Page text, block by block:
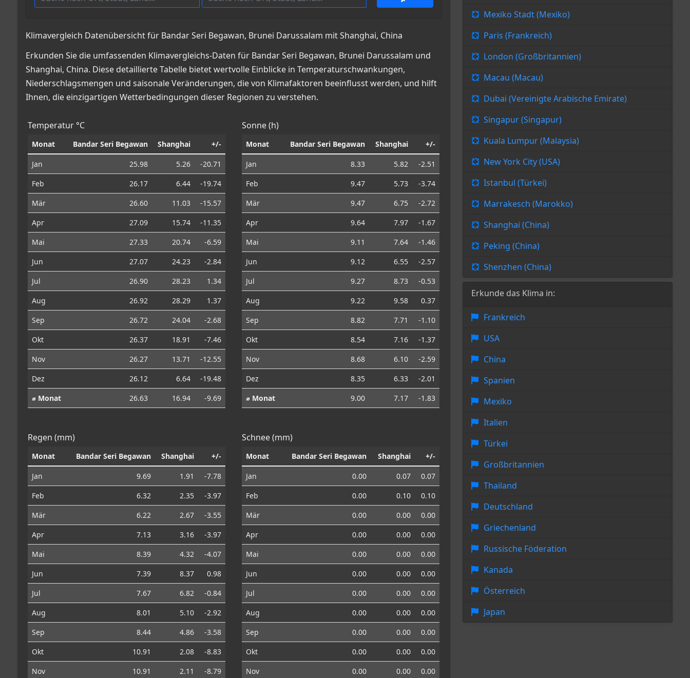
Klimavergleich Datenübersicht für Bandar Seri Begawan, Brunei Darussalam mit Shanghai, China
Erkunden Sie die umfassenden Klimavergleichs-Daten für Bandar Seri Begawan, Brunei Darussalam und
Shanghai, China. Diese detaillierte Tabelle bietet wertvolle Einblicke in Temperaturschwankungen,
Niederschlagsmengen und saisonale Veränderungen, die von Klimafaktoren beeinflusst werden, und hilft
Ihnen, die einzigartigen Wetterbedingungen dieser Regionen zu verstehen.
Temperatur °C
Monat Bandar Seri Begawan Shanghai +/-
Jan 25.98 5.26
-20.71
Feb
26.17 6.44
-19.74
Mär
26.60 11.03
-15.57
Apr
27.09 15.74
-11.35
Mai
27.33 20.74
-6.59
Jun
27.07 24.23
-2.84
Jul
26.90 28.23
1.34
Aug
26.92 28.29
1.37
Sep
26.72 24.04
-2.68
Okt
26.37 18.91
-7.46
Nov
26.27 13.71
-12.55
Dez
26.12 6.64
-19.48
⌀ Monat
26.63 16.94 -9.69
Sonne (h)
Monat Bandar Seri Begawan Shanghai +/-
Jan 8.33 5.82
-2.51
Feb
9.47 5.73
-3.74
Mär
9.47 6.75
-2.72
Apr
9.64 7.97
-1.67
Mai
9.11 7.64
-1.46
Jun
9.12 6.55
-2.57
Jul
9.27 8.73
-0.53
Aug
9.22 9.58
0.37
Sep
8.82 7.71
-1.10
Okt
8.54 7.16
-1.37
Nov
8.68 6.10
-2.59
Dez
8.35 6.33
-2.01
⌀ Monat
9.00 7.17 -1.83
Regen (mm)
Monat Bandar Seri Begawan Shanghai +/-
Jan 9.69 1.91
-7.78
Feb
6.32 2.35
-3.97
Mär
6.22 2.67
-3.55
Apr
7.13 3.16
-3.97
Mai
8.39 4.32
-4.07
Jun
7.39 8.37
0.98
Jul
7.67 6.82
-0.84
Aug
8.01 5.10
-2.92
Sep
8.44 4.86
-3.58
Okt
10.91 2.08
-8.83
Nov
10.91 2.11 -8.79
Schnee (mm)
Monat Bandar Seri Begawan Shanghai +/-
Jan 0.00 0.07
0.07
Feb
0.00 0.10
0.10
Mär
0.00 0.00
0.00
Apr
0.00 0.00
0.00
Mai
0.00 0.00
0.00
Jun
0.00 0.00
0.00
Jul
0.00 0.00
0.00
Aug
0.00 0.00
0.00
Sep
0.00 0.00
0.00
Okt
0.00 0.00
0.00
Nov
0.00 0.00 0.00
Mexiko Stadt (Mexiko)
Paris (Frankreich)
London (Großbritannien)
Macau (Macau)
Dubai (Vereinigte Arabische Emirate)
Singapur (Singapur)
Kuala Lumpur (Malaysia)
New York City (USA)
Istanbul (Türkei)
Marrakesch (Marokko)
Shanghai (China)
Peking (China)
Shenzhen (China)
Erkunde das Klima in:
Frankreich
USA
China
Spanien
Mexiko
Italien
Türkei
Großbritannien
Thailand
Deutschland
Griechenland
Russische Föderation
Kanada
Österreich
Japan